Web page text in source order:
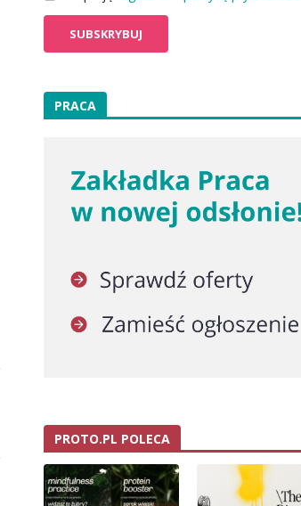
PRACA
PROTO.PL POLECA